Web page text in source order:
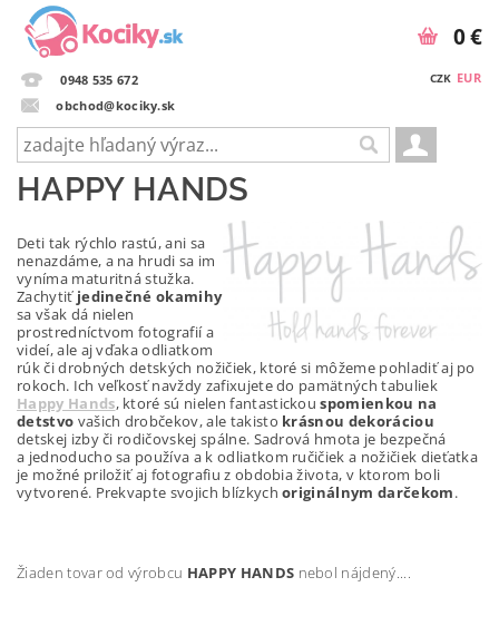
0948 535 672
obchod@kociky.sk
CZK EUR
0 €
HAPPY HANDS
Deti tak rýchlo rastú, ani sa
nenazdáme, a na hrudi sa im
vyníma maturitná stužka.
Zachytiť jedinečné okamihy
sa však dá nielen
prostredníctvom fotografií a
videí, ale aj vďaka odliatkom
rúk či drobných detských nožičiek, ktoré si môžeme pohladiť aj po
rokoch. Ich veľkosť navždy zafixujete do pamätných tabuliek
Happy Hands, ktoré sú nielen fantastickouspomienkou na
detstvo vašich drobčekov, ale takisto krásnou dekoráciou
detskej izby či rodičovskej spálne. Sadrová hmota je bezpečná
a jednoducho sa používa a k odliatkom ručičiek a nožičiek dieťatka
je možné priložiť aj fotografiu z obdobia života, v ktorom boli
vytvorené. Prekvapte svojich blízkychoriginálnym darčekom.
Žiaden tovar od výrobcu HAPPY HANDS nebol nájdený....